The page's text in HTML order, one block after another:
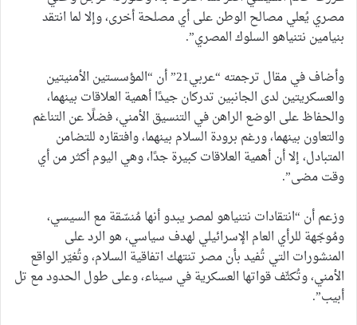
مصري يُعلي مصالح الوطن على أي مصلحة أخرى، وإلا لما انتقد
بنيامين نتنياهو السلوك المصري”.
وأضاف في مقال ترجمته “عربي21” أن “المؤسستين الأمنيتين
والعسكريتين لدى الجانبين تدركان جيدًا أهمية العلاقات بينهما،
والحفاظ على الوضع الراهن في التنسيق الأمني، فضلًا عن التناغم
والتعاون بينهما، ورغم برودة السلام بينهما، وافتقاره للتضامن
المتبادل، إلا أن أهمية العلاقات كبيرة جدًا، وهي اليوم أكثر من أي
وقت مضى”.
وزعم أن “انتقادات نتنياهو لمصر يبدو أنها مُنسّقة مع السيسي،
ومُوجّهة للرأي العام الإسرائيلي لهدف سياسي، هو الرد على
المنشورات التي تُفيد بأن مصر تنتهك اتفاقية السلام، وتُغيّر الواقع
الأمني، وتُكثّف قواتها العسكرية في سيناء، وعلى طول الحدود مع تل
أبيب”.